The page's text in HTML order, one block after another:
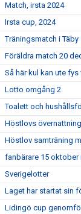
Match, irsta 2024
Irsta cup, 2024
Träningsmatch i
Föräldra match 20
Så här kul kan ute fys
Lotto omgång 2
Toalett och
Höstlovs
Höstlov samträning
fanbärare 15 oktober
Sverigelotter
Laget har startat sin
Lidingö cup